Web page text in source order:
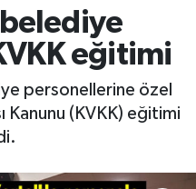
eğitimi
personellerine özel
Kanunu (KVKK) eğitimi